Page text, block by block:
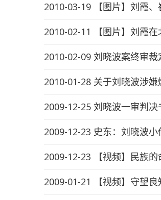
2010-03-19 【图片】刘霞、
2010-02-11 【图片】刘霞在
2010-02-09 刘晓波案终审裁
2010-01-28 关于刘晓波涉
2009-12-25 刘晓波一审判决
2009-12-23 史东：刘晓波小
2009-12-23 【视频】民族
2009-01-21 【视频】守望